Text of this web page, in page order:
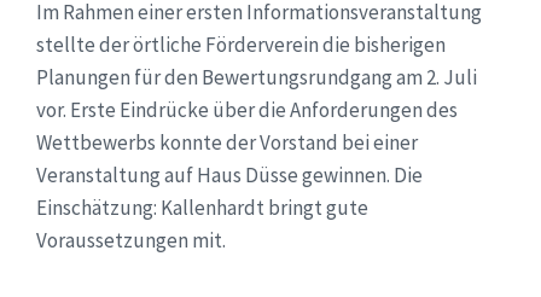
Im Rahmen einer ersten Informationsveranstaltung
stellte der örtliche Förderverein die bisherigen
Planungen für den Bewertungsrundgang am 2. Juli
vor. Erste Eindrücke über die Anforderungen des
Wettbewerbs konnte der Vorstand bei einer
Veranstaltung auf Haus Düsse gewinnen. Die
Einschätzung: Kallenhardt bringt gute
Voraussetzungen mit.